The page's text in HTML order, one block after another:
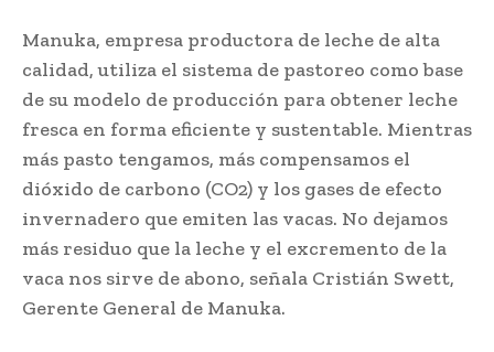
Manuka, empresa productora de leche de alta
calidad, utiliza el sistema de pastoreo como base
de su modelo de producción para obtener leche
fresca en forma eficiente y sustentable. Mientras
más pasto tengamos, más compensamos el
dióxido de carbono (CO2) y los gases de efecto
invernadero que emiten las vacas. No dejamos
más residuo que la leche y el excremento de la
vaca nos sirve de abono, señala Cristián Swett,
Gerente General de Manuka.